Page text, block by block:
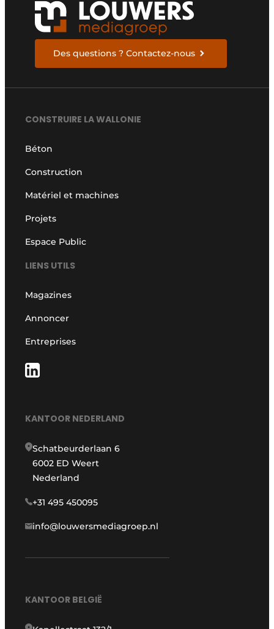
Des questions ? Contactez-nous
CONSTRUIRE LA WALLONIE
Béton
Construction
Matériel et machines
Projets
Espace Public
LIENS UTILS
Magazines
Annoncer
Entreprises
KANTOOR NEDERLAND
Schatbeurderlaan 6
6002 ED Weert
Nederland
+31 495 450095
info@louwersmediagroep.nl
KANTOOR BELGIË